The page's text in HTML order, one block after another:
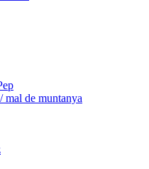
mal de muntanya